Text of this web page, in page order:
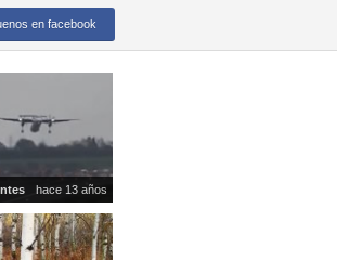
en facebook
hace 13 años